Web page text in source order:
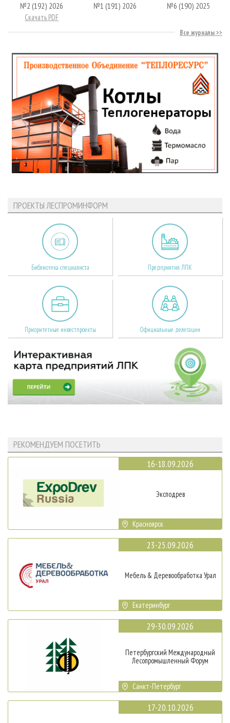
№2 (192) 2026
Скачать PDF
№1 (191) 2026 №6 (190) 2025
Все журналы
ПРОЕКТЫ ЛЕСПРОМИНФОРМ
Библиотека специалиста Предприятия ЛПК
Приоритетные инвестпроекты Официальные делегации
РЕКОМЕНДУЕМ ПОСЕТИТЬ
16-18.09.2026
Эксподрев
Красноярск
23-25.09.2026
Мебель & Деревообработка Урал
Екатеринбург
29-30.09.2026
Петербургский Международный
Лесопромышленный Форум
Санкт-Петербург
17-20.10.2026